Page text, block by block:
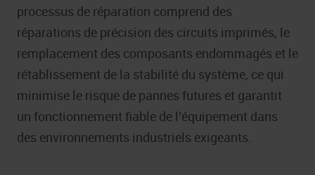
processus de réparation comprend des
réparations de précision des circuits imprimés, le
remplacement des composants endommagés et le
rétablissement de la stabilité du système, ce qui
minimise le risque de pannes futures et garantit
un fonctionnement fiable de l’équipement dans
des environnements industriels exigeants.